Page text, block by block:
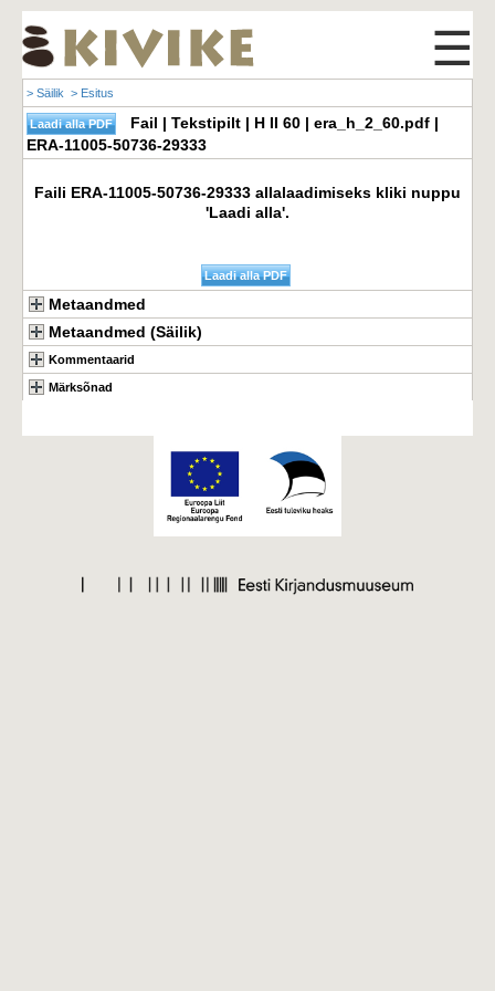
☰
> Säilik > Esitus
Fail | Tekstipilt | H II 60 | era_h_2_60.pdf |
ERA-11005-50736-29333
Faili ERA-11005-50736-29333 allalaadimiseks kliki nuppu
'Laadi alla'.
Metaandmed
Metaandmed (Säilik)
Kommentaarid
Märksõnad